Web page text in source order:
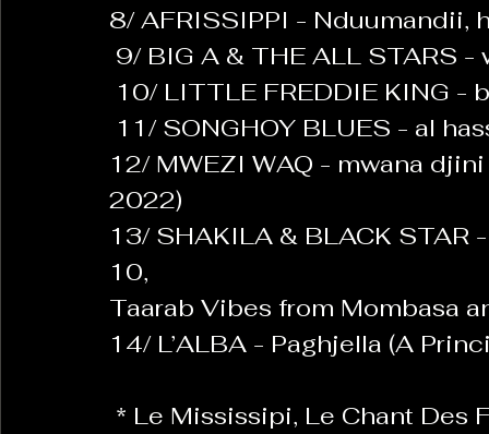
8/ AFRISSIPPI - Nduumandii,
9/ BIG A & THE ALL STARS -
10/ LITTLE FREDDIE KING -
11/ SONGHOY BLUES - al
12/ MWEZI WAQ - mwana
2022)
13/ SHAKILA & BLACK STAR
10,
Taarab Vibes from Mombasa
14/ L’ALBA - Paghjella (A
* Le Mississipi, Le Chant Des